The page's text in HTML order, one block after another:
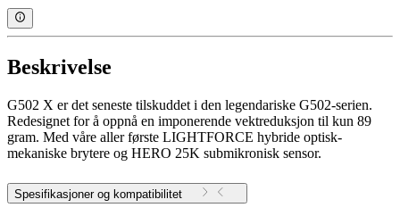
Beskrivelse
G502 X er det seneste tilskuddet i den legendariske G502-serien.
Redesignet for å oppnå en imponerende vektreduksjon til kun 89
gram. Med våre aller første LIGHTFORCE hybride optisk-
mekaniske brytere og HERO 25K submikronisk sensor.
Spesifikasjoner og kompatibilitet